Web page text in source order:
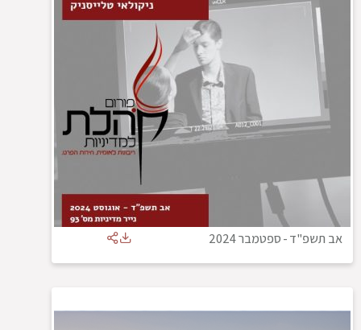
אב תשפ"ד-ספטמבר 2024